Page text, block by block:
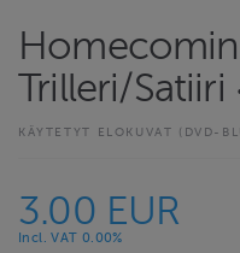
Trilleri/Satiiri
KÄYTETYT ELOKUVAT (DVD-
3.00 EUR
Incl. VAT 0.00%